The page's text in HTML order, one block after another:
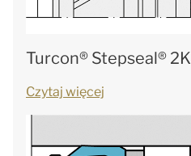
Turcon® Stepseal® 2K
Czytaj więcej